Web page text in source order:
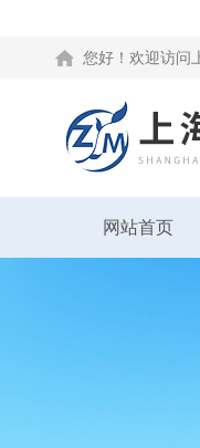
您好！欢迎访问
网站首页